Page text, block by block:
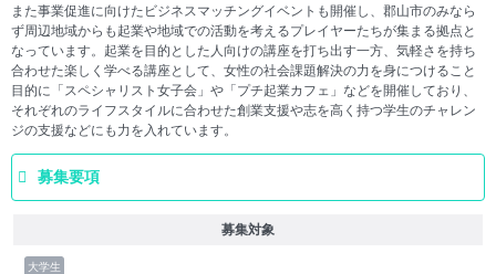
また事業促進に向けたビジネスマッチングイベントも開催し、郡山市のみなら
ず周辺地域からも起業や地域での活動を考えるプレイヤーたちが集まる拠点と
なっています。起業を目的とした人向けの講座を打ち出す一方、気軽さを持ち
合わせた楽しく学べる講座として、女性の社会課題解決の力を身につけること
目的に「スペシャリスト女子会」や「プチ起業カフェ」などを開催しており、
それぞれのライフスタイルに合わせた創業支援や志を高く持つ学生のチャレン
ジの支援などにも力を入れています。
募集要項
募集対象
大学生